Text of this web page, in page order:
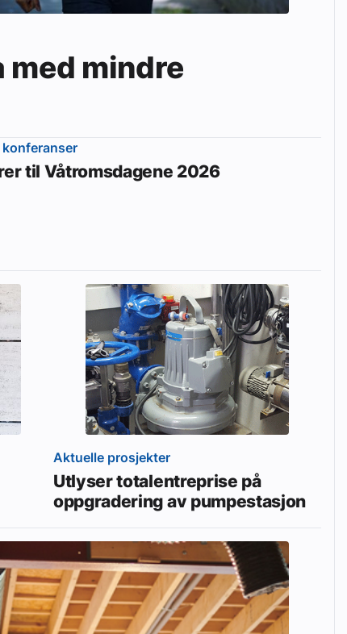
med mindre
til Våtromsdagene 2026
Aktuelle prosjekter
Utlyser totalentreprise på
oppgradering av pumpestasjon